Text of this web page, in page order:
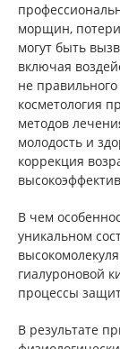
морщин, потери
могут быть
включая
не
косметология
методов
молодость и
коррекция
В чем
уникальном
гиалуроновой
процессы
В результате